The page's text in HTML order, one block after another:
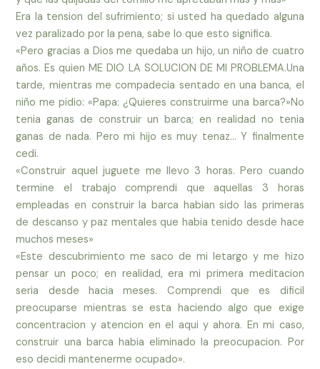
Era la tension del sufrimiento; si usted ha quedado alguna
vez paralizado por la pena, sabe lo que esto significa.
«Pero gracias a Dios me quedaba un hijo, un niño de cuatro
años. Es quien ME DIO LA SOLUCION DE MI PROBLEMA.Una
tarde, mientras me compadecia sentado en una banca, el
niño me pidio: «Papa: ¿Quieres construirme una barca?»No
tenia ganas de construir un barca; en realidad no tenia
ganas de nada. Pero mi hijo es muy tenaz… Y finalmente
cedi.
«Construir aquel juguete me llevo 3 horas. Pero cuando
termine el trabajo comprendi que aquellas 3 horas
empleadas en construir la barca habian sido las primeras
de descanso y paz mentales que habia tenido desde hace
muchos meses»
«Este descubrimiento me saco de mi letargo y me hizo
pensar un poco; en realidad, era mi primera meditacion
seria desde hacia meses. Comprendi que es dificil
preocuparse mientras se esta haciendo algo que exige
concentracion y atencion en el aqui y ahora. En mi caso,
construir una barca habia eliminado la preocupacion. Por
eso decidi mantenerme ocupado».